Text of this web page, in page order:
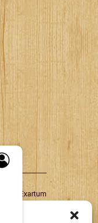
Exartum